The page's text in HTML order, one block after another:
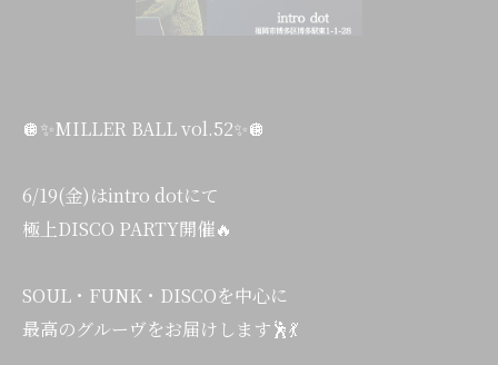
🪩✨MILLER BALL vol.52✨🪩
6/19(金)はintro dotにて
極上DISCO PARTY開催🔥
SOUL・FUNK・DISCOを中心に
最高のグルーヴをお届けします🕺💃